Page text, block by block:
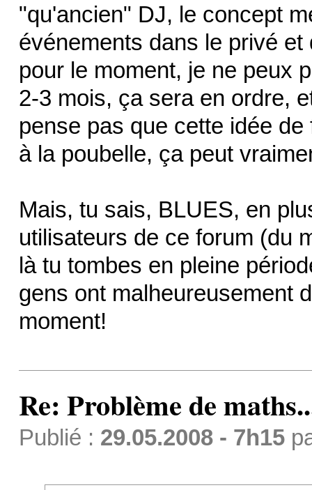
"qu'ancien" DJ, le concept
événements dans le privé
pour le moment, je ne peux
2-3 mois, ça sera en ordre,
pense pas que cette idée
à la poubelle, ça peut
Mais, tu sais, BLUES, en
utilisateurs de ce forum (du
là tu tombes en pleine
gens ont malheureusement
moment!
Re: Problème de
Publié : 29.05.2008 - 7h15